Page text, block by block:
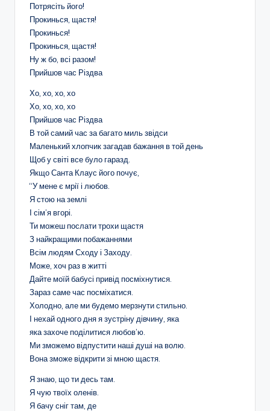
Потрясіть його!
Прокинься, щастя!
Прокинься!
Прокинься, щастя!
Ну ж бо, всі разом!
Прийшов час Різдва
Хо, хо, хо, хо
Хо, хо, хо, хо
Прийшов час Різдва
В той самий час за багато миль звідси
Маленький хлопчик загадав бажання в той день
Щоб у світі все було гаразд.
Якщо Санта Клаус його почує,
“У мене є мрії і любов.
Я стою на землі
І сім’я вгорі.
Ти можеш послати трохи щастя
З найкращими побажаннями
Всім людям Сходу і Заходу.
Може, хоч раз в житті
Дайте моїй бабусі привід посміхнутися.
Зараз саме час посміхатися.
Холодно, але ми будемо мерзнути стильно.
І нехай одного дня я зустріну дівчину, яка
яка захоче поділитися любов’ю.
Ми зможемо відпустити наші душі на волю.
Вона зможе відкрити зі мною щастя.
Я знаю, що ти десь там.
Я чую твоїх оленів.
Я бачу сніг там, де